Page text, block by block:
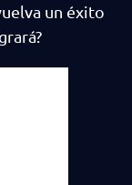
un éxito